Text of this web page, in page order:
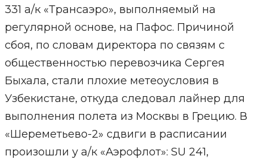
331 a/к «Трансаэро», выполняемый на
регулярной основе, на Пафос. Причиной
сбоя, по словам директора по связям с
общественностью перевозчика Сергея
Быхала, стали плохие метеоусловия в
Узбекистане, откуда следовал лайнер для
выполнения полета из Москвы в Грецию. В
«Шереметьево-2» сдвиги в расписании
произошли у а/к «Аэрофлот»: SU 241,